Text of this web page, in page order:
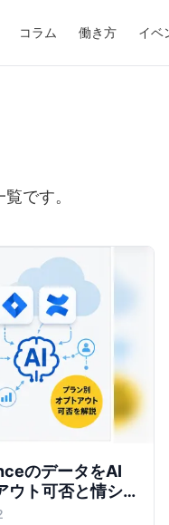
コラム 働き方 イベ
です。
のデータをAI
ウト可否と情シ